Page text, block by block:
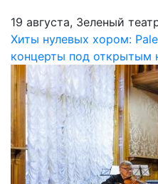
19 августа, Зеленый
Хиты нулевых хором:
концерты под открытым